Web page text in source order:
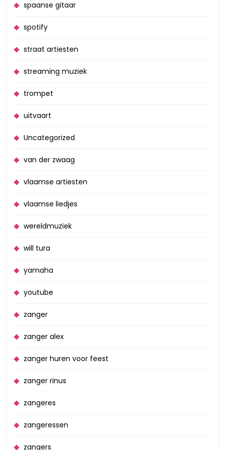
spaanse gitaar
spotify
straat artiesten
streaming muziek
trompet
uitvaart
Uncategorized
van der zwaag
vlaamse artiesten
vlaamse liedjes
wereldmuziek
will tura
yamaha
youtube
zanger
zanger alex
zanger huren voor feest
zanger rinus
zangeres
zangeressen
zangers